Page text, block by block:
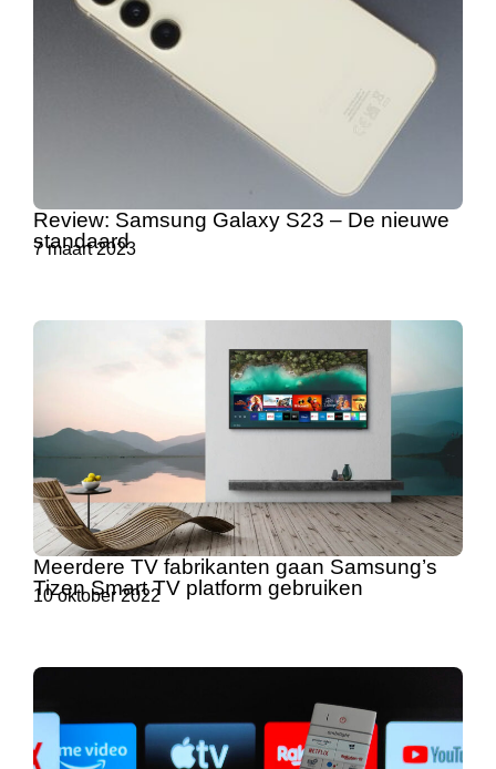
Review: Samsung Galaxy S23 – De nieuwe
standaard
7 maart 2023
Meerdere TV fabrikanten gaan Samsung’s
Tizen Smart TV platform gebruiken
10 oktober 2022